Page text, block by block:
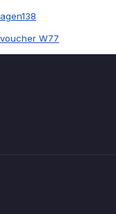
agen138
voucher W77